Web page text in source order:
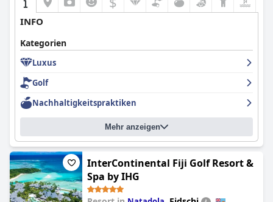
INFO
Kategorien
Luxus
Golf
Nachhaltigkeitspraktiken
Mehr anzeigen
InterContinental Fiji Golf Resort &
Spa by IHG